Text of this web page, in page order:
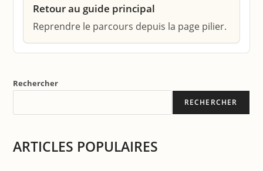
Retour au guide principal
Reprendre le parcours depuis la page pilier.
Rechercher
RECHERCHER
ARTICLES POPULAIRES